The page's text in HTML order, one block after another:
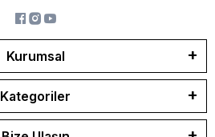
Kurumsal
Kategoriler